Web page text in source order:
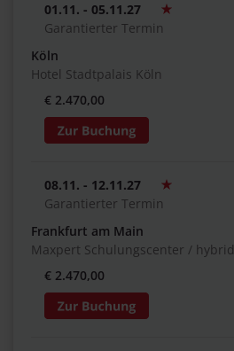
01.11. - 05.11.27
Garantierter Termin
Köln
Hotel Stadtpalais Köln
€ 2.470,00
08.11. - 12.11.27
Garantierter Termin
Frankfurt am Main
Maxpert Schulungscenter / hybrid
€ 2.470,00